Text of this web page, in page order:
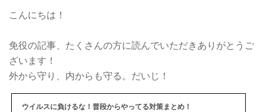
こんにちは！
免役の記事、たくさんの方に読んでいただきありがとうご
ざいます！
外から守り、内からも守る。だいじ！
ウイルスに負けるな！普段からやってる対策まとめ！